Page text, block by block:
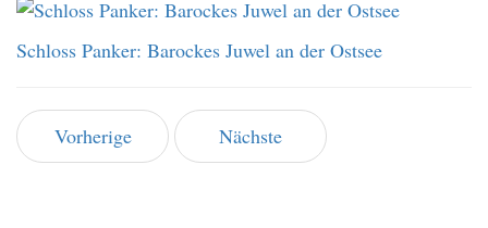
Schloss Panker: Barockes Juwel an der Ostsee
Vorherige Nächste